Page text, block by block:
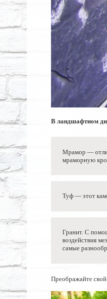
В ландшафтном
Мрамор —
мраморную
Туф — этот
Гранит. С
воздействия
самые
Преображайте